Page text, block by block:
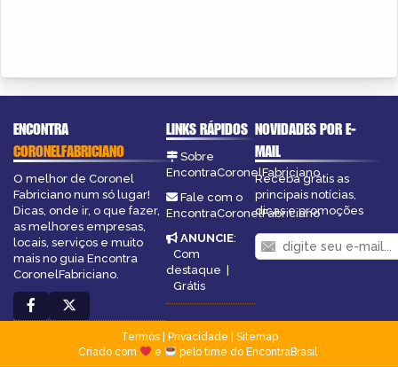
ENCONTRA
CORONELFABRICIANO
O melhor de Coronel
Fabriciano num só lugar!
Dicas, onde ir, o que fazer,
as melhores empresas,
locais, serviços e muito
mais no guia Encontra
CoronelFabriciano.
LINKS RÁPIDOS
Sobre
EncontraCoronelFabriciano
Fale com o
EncontraCoronelFabriciano
ANUNCIE:
Com
destaque |
Grátis
NOVIDADES POR E-
MAIL
Receba grátis as
principais notícias,
dicas e promoções
Termos| Privacidade
Sitemap
Criado com
e pelo time do EncontraBrasil